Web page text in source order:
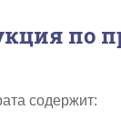
по
содержит: